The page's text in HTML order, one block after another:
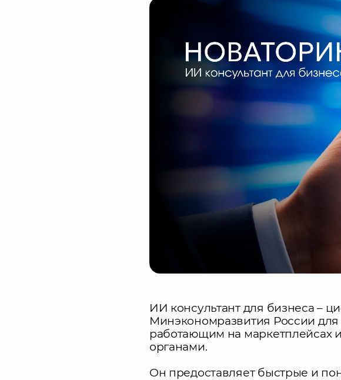
ИИ консультант для бизнеса –
Минэкономразвития России
работающим на маркетплейсах
органами.
Он предоставляет быстрые и